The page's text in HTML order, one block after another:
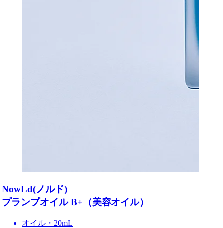
NowLd(ノルド)
プランプオイル B+（美容オイル）
オイル・20mL